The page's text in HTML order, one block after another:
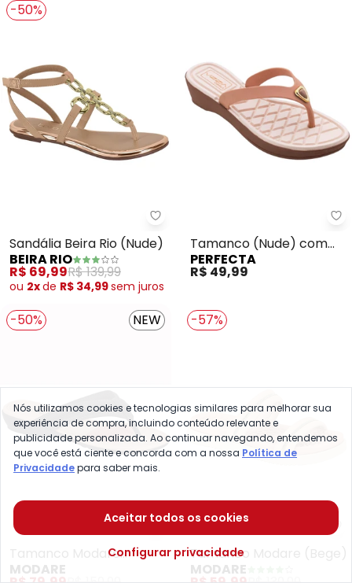
-50%
Beira Rio - Sandália Beira Rio
Sandália Beira Rio (Nude)
BEIRA RIO
R$ 69,99R$ 139,99
ou 2xde R$ 34,99sem juros
Tamanco (Nude) com
Palmilha Confort
PERFECTA
R$ 49,99
-50% NEW
Modare - Tamanco Modare
Tamanco Modare
(Preto)
MODARE
-57%
Tamanco Modare (Bege)
MODARE
Nós utilizamos cookies e tecnologias similares para melhorar sua
experiência de compra, incluindo conteúdo relevante e
publicidade personalizada. Ao continuar navegando, entendemos
que você está ciente e concorda com a nossa Política de
Privacidadepara saber mais.
Aceitar todos os cookies
Configurar privacidade